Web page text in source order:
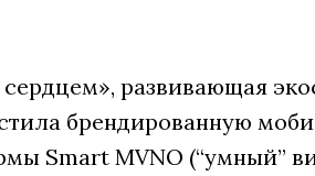
развивающая
брендированную
Smart MVNO (“умный”